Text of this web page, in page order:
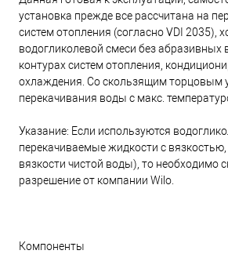
установка прежде все рассчитана на
систем отопления (согласно VDI 2035),
водогликолевой смеси без абразивных
контурах систем отопления,
охлаждения. Со скользящим торцовым
перекачивания воды с макс.
Указание: Если используются
перекачиваемые жидкости с вязкостью,
вязкости чистой воды), то необходимо
разрешение от компании Wilo.
Компоненты